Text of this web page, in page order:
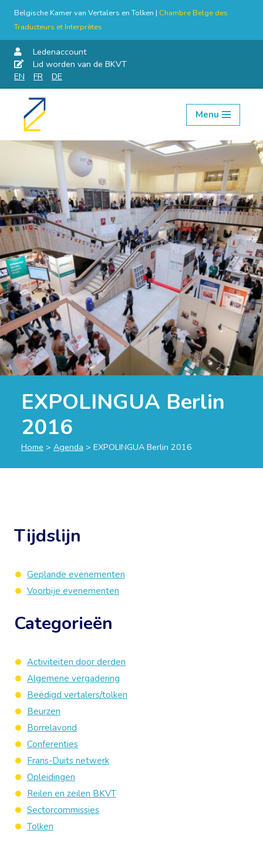
Belgische Kamer van Vertalers en Tolken | Chambre Belge des
Traducteurs et Interprètes
Ledenaccount
Lid worden van de BKVT
EN
FR DE
Skip
content
Menu
EXPOLINGUA Berlin
2016
Home > Agenda > EXPOLINGUA Berlin 2016
Tijdslijn
Geplande evenementen
Voorbije evenementen
Categorieën
Activiteiten door derden
Algemene vergadering
Beëdigd vertalers/tolken
Beurzen
Borrelavond
Conferenties
Frans-Duits netwerk
Opleidingen
Reilen en zeilen BKVT
Sectorcommissies
Tolken